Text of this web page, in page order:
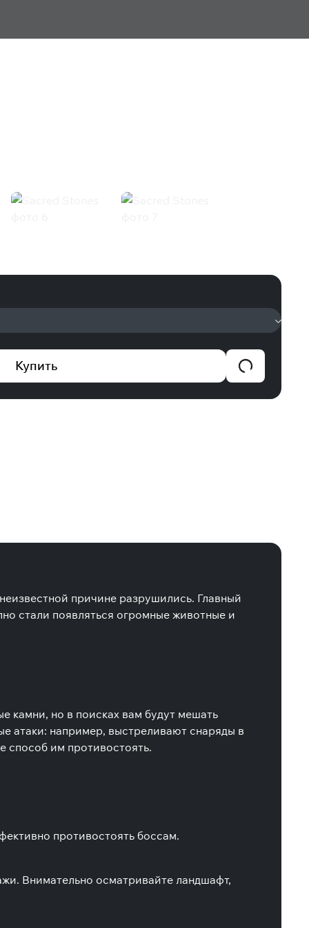
Купить
причине разрушились. Главный
стали появляться огромные животные и
камни, но в поисках вам будут мешать
атаки: например, выстреливают снаряды в
способ им противостоять.
противостоять боссам.
Внимательно осматривайте ландшафт,